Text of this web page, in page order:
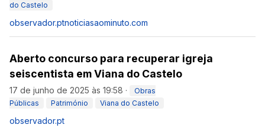
do Castelo
observador.ptnoticiasaominuto.com
Aberto concurso para recuperar igreja
seiscentista em Viana do Castelo
17 de junho de 2025 às 19:58 ·
Obras
Públicas
Património Viana do Castelo
observador.pt